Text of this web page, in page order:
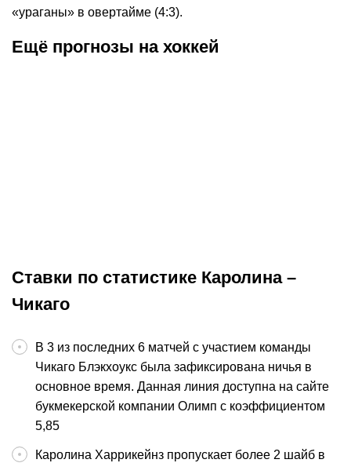
«ураганы» в овертайме (4:3).
Ещё прогнозы на хоккей
Ставки по статистике Каролина –
Чикаго
В 3 из последних 6 матчей с участием команды
Чикаго Блэкхоукс была зафиксирована ничья в
основное время. Данная линия доступна на сайте
букмекерской компании Олимп с коэффициентом
5,85
Каролина Харрикейнз пропускает более 2 шайб в